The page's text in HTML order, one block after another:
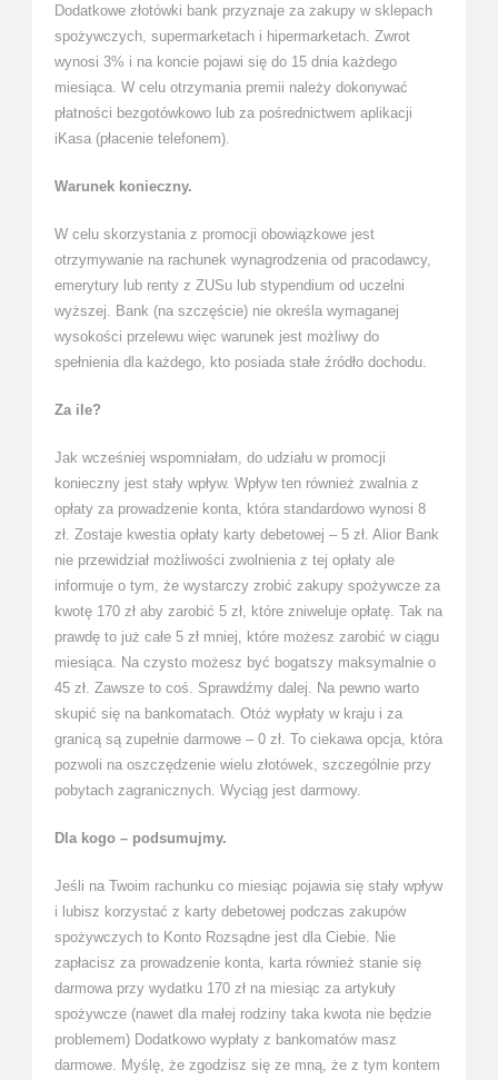
Dodatkowe złotówki bank przyznaje za zakupy w sklepach
spożywczych, supermarketach i hipermarketach. Zwrot
wynosi 3% i na koncie pojawi się do 15 dnia każdego
miesiąca. W celu otrzymania premii należy dokonywać
płatności bezgotówkowo lub za pośrednictwem aplikacji
iKasa (płacenie telefonem).
Warunek konieczny.
W celu skorzystania z promocji obowiązkowe jest
otrzymywanie na rachunek wynagrodzenia od pracodawcy,
emerytury lub renty z ZUSu lub stypendium od uczelni
wyższej. Bank (na szczęście) nie określa wymaganej
wysokości przelewu więc warunek jest możliwy do
spełnienia dla każdego, kto posiada stałe źródło dochodu.
Za ile?
Jak wcześniej wspomniałam, do udziału w promocji
konieczny jest stały wpływ. Wpływ ten również zwalnia z
opłaty za prowadzenie konta, która standardowo wynosi 8
zł. Zostaje kwestia opłaty karty debetowej – 5 zł. Alior Bank
nie przewidział możliwości zwolnienia z tej opłaty ale
informuje o tym, że wystarczy zrobić zakupy spożywcze za
kwotę 170 zł aby zarobić 5 zł, które zniweluje opłatę. Tak na
prawdę to już całe 5 zł mniej, które możesz zarobić w ciągu
miesiąca. Na czysto możesz być bogatszy maksymalnie o
45 zł. Zawsze to coś. Sprawdźmy dalej. Na pewno warto
skupić się na bankomatach. Otóż wypłaty w kraju i za
granicą są zupełnie darmowe – 0 zł. To ciekawa opcja, która
pozwoli na oszczędzenie wielu złotówek, szczególnie przy
pobytach zagranicznych. Wyciąg jest darmowy.
Dla kogo – podsumujmy.
Jeśli na Twoim rachunku co miesiąc pojawia się stały wpływ
i lubisz korzystać z karty debetowej podczas zakupów
spożywczych to Konto Rozsądne jest dla Ciebie. Nie
zapłacisz za prowadzenie konta, karta również stanie się
darmowa przy wydatku 170 zł na miesiąc za artykuły
spożywcze (nawet dla małej rodziny taka kwota nie będzie
problemem) Dodatkowo wypłaty z bankomatów masz
darmowe. Myślę, że zgodzisz się ze mną, że z tym kontem